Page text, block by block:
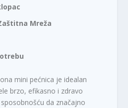
Mreža
mini pećnica je idealan
brzo, efikasno i zdravo
da značajno